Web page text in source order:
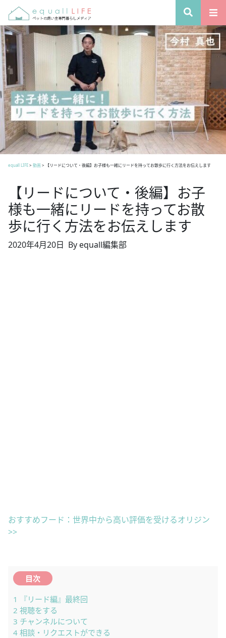
equall LIFE> 動画> 【リードについて・後編】お子様も一緒にリードを持ってお散歩に行く方法をお伝えします
【リードについて・後編】お子
様も一緒にリードを持ってお散
歩に行く方法をお伝えします
2020年4月20日 By equall編集部
おすすめフード：世界中から高い評価を受けるオリジン
>>
目次
1
『リード編』最終回
2 視聴をする
3 チャンネルについて
4 相談・リクエストができる